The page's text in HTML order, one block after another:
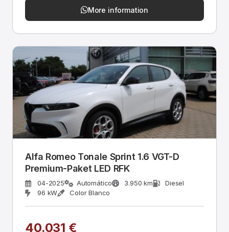
More information
Alfa Romeo Tonale Sprint 1.6 VGT-D
Premium-Paket LED RFK
04-2025 Automático 3.950 km
Diesel
96 kW
Color Blanco
40.031 €